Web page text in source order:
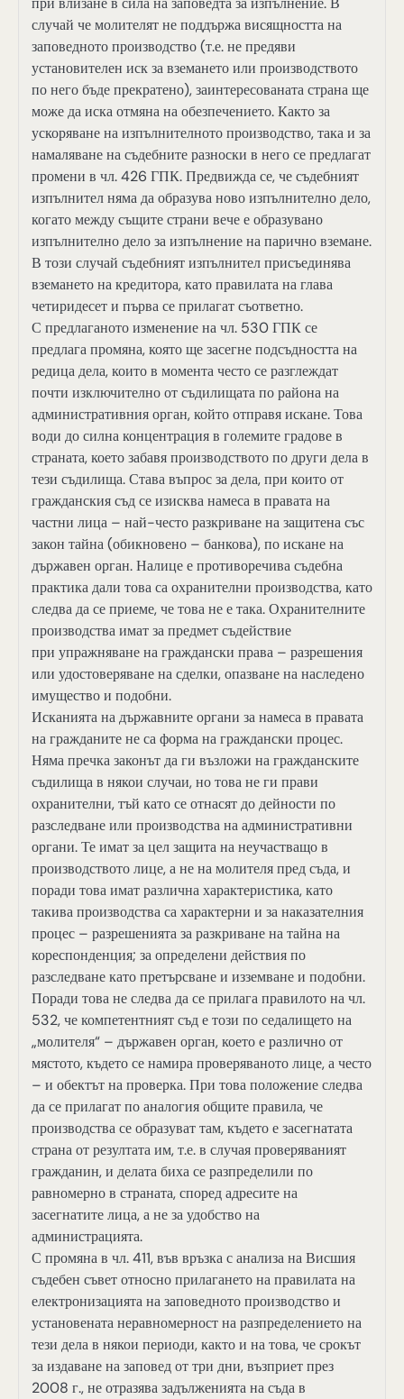
случай че молителят не поддържа висящността на
заповедното производство (т.е. не предяви
установителен иск за вземането или производството
по него бъде прекратено), заинтересованата страна ще
може да иска отмяна на обезпечението. Както за
ускоряване на изпълнителното производство, така и за
намаляване на съдебните разноски в него се предлагат
промени в чл. 426 ГПК. Предвижда се, че съдебният
изпълнител няма да образува ново изпълнително дело,
когато между същите страни вече е образувано
изпълнително дело за изпълнение на парично вземане.
В този случай съдебният изпълнител присъединява
вземането на кредитора, като правилата на глава
четиридесет и първа се прилагат съответно.
С предлаганото изменение на чл. 530 ГПК се
предлага промяна, която ще засегне подсъдността на
редица дела, които в момента често се разглеждат
почти изключително от съдилищата по района на
административния орган, който отправя искане. Това
води до силна концентрация в големите градове в
страната, което забавя производството по други дела в
тези съдилища. Става въпрос за дела, при които от
гражданския съд се изисква намеса в правата на
частни лица – най-често разкриване на защитена със
закон тайна (обикновено – банкова), по искане на
държавен орган. Налице е противоречива съдебна
практика дали това са охранителни производства, като
следва да се приеме, че това не е така. Охранителните
производства имат за предмет съдействие
при упражняване на граждански права – разрешения
или удостоверяване на сделки, опазване на наследено
имущество и подобни.
Исканията на държавните органи за намеса в правата
на гражданите не са форма на граждански процес.
Няма пречка законът да ги възложи на гражданските
съдилища в някои случаи, но това не ги прави
охранителни, тъй като се отнасят до дейности по
разследване или производства на административни
органи. Те имат за цел защита на неучастващо в
производството лице, а не на молителя пред съда, и
поради това имат различна характеристика, като
такива производства са характерни и за наказателния
процес – разрешенията за разкриване на тайна на
кореспонденция; за определени действия по
разследване като претърсване и изземване и подобни.
Поради това не следва да се прилага правилото на чл.
532, че компетентният съд е този по седалището на
„молителя“ – държавен орган, което е различно от
мястото, където се намира проверяваното лице, а често
– и обектът на проверка. При това положение следва
да се прилагат по аналогия общите правила, че
производства се образуват там, където е засегнатата
страна от резултата им, т.е. в случая проверяваният
гражданин, и делата биха се разпределили по
равномерно в страната, според адресите на
засегнатите лица, а не за удобство на
администрацията.
С промяна в чл. 411, във връзка с анализа на Висшия
съдебен съвет относно прилагането на правилата на
електронизацията на заповедното производство и
установената неравномерност на разпределението на
тези дела в някои периоди, както и на това, че срокът
за издаване на заповед от три дни, възприет през
2008 г., не отразява задълженията на съда в